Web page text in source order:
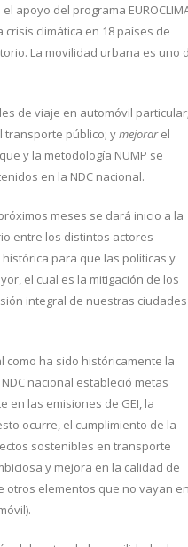
apoyo del programa
climática en 18 países de
La movilidad urbana es uno
de viaje en automóvil
transporte público; ymejorarel
y la metodología NUMP se
en la NDC nacional.
meses se dará inicio a la
entre los distintos actores
para que las políticas y
el cual es la mitigación de los
integral de nuestras
ha sido históricamente la
nacional estableció metas
en las emisiones de GEI, la
ocurre, el cumplimiento de la
sostenibles en transporte
y mejora en la calidad de
otros elementos que no vayan